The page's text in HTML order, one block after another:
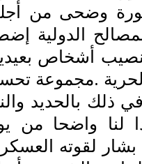
وضحى من
الدولية
أشخاص
.مجموعة
بالحديد
لنا واضحا من
لقوته